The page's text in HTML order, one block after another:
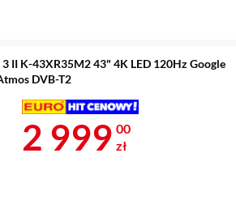
II K-43XR35M2 43" 4K LED 120Hz Google
DVB-T2
Cena 2 999 zł
2 999 00
zł